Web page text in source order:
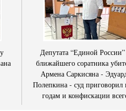
Депутата “Единой
ближайшего соратника
Армена Саркисяна -
Полепкина - суд приговорил
годам и конфискации